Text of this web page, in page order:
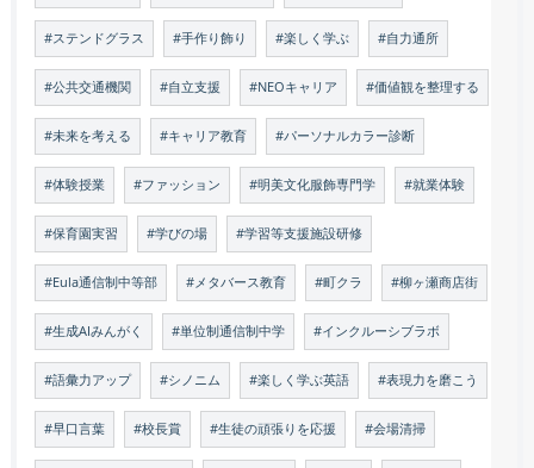
#ステンドグラス #手作り飾り #楽しく学ぶ #自力通所
#公共交通機関 #自立支援 #NEOキャリア #価値観を整理する
#未来を考える #キャリア教育 #パーソナルカラー診断
#体験授業 #ファッション #明美文化服飾専門学 #就業体験
#保育園実習 #学びの場 #学習等支援施設研修
#Eula通信制中等部 #メタバース教育 #町クラ #柳ヶ瀬商店街
#生成AIみんがく #単位制通信制中学 #インクルーシブラボ
#語彙力アップ #シノニム #楽しく学ぶ英語 #表現力を磨こう
#早口言葉 #校長賞 #生徒の頑張りを応援 #会場清掃